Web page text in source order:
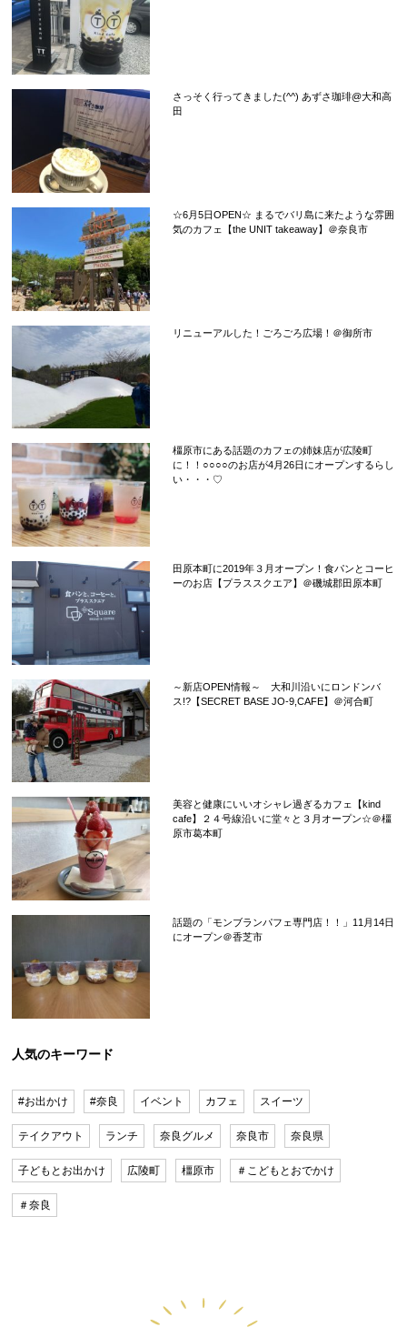
さっそく行ってきました(^^) あずさ珈琲@大和高
田
☆6月5日OPEN☆ まるでバリ島に来たような雰囲
気のカフェ【the UNIT takeaway】＠奈良市
リニューアルした！ごろごろ広場！＠御所市
橿原市にある話題のカフェの姉妹店が広陵町
に！！○○○○のお店が4月26日にオープンするらし
い・・・♡
田原本町に2019年３月オープン！食パンとコーヒ
ーのお店【プラススクエア】＠磯城郡田原本町
～新店OPEN情報～ 大和川沿いにロンドンバ
ス!?【SECRET BASE JO-9,CAFE】＠河合町
美容と健康にいいオシャレ過ぎるカフェ【kind
cafe】２４号線沿いに堂々と３月オープン☆＠橿
原市葛本町
話題の「モンブランパフェ専門店！！」11月14日
にオープン＠香芝市
人気のキーワード
#お出かけ #奈良 イベント カフェ スイーツ
テイクアウト ランチ 奈良グルメ 奈良市 奈良県
子どもとお出かけ 広陵町 橿原市 ＃こどもとおでかけ
＃奈良